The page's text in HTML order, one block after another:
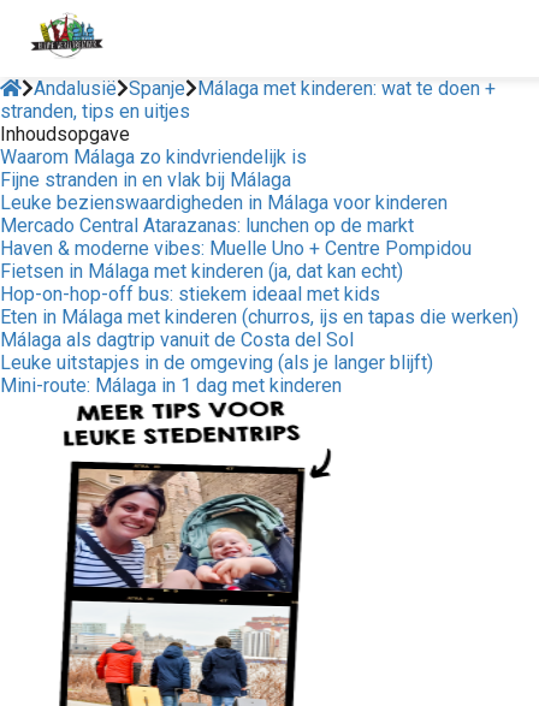
Andalusië Spanje
Málaga met kinderen: wat te doen +
stranden, tips en uitjes
Inhoudsopgave
Waarom Málaga zo kindvriendelijk is
Fijne stranden in en vlak bij Málaga
Leuke bezienswaardigheden in Málaga voor kinderen
Mercado Central Atarazanas: lunchen op de markt
Haven & moderne vibes: Muelle Uno + Centre Pompidou
Fietsen in Málaga met kinderen (ja, dat kan echt)
Hop-on-hop-off bus: stiekem ideaal met kids
Eten in Málaga met kinderen (churros, ijs en tapas die werken)
Málaga als dagtrip vanuit de Costa del Sol
Leuke uitstapjes in de omgeving (als je langer blijft)
Mini-route: Málaga in 1 dag met kinderen